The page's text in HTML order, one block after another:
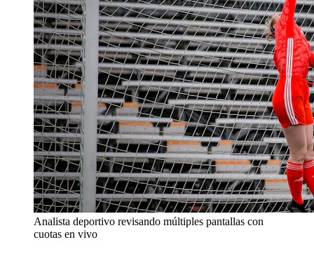
Analista deportivo revisando múltiples pantallas con
cuotas en vivo